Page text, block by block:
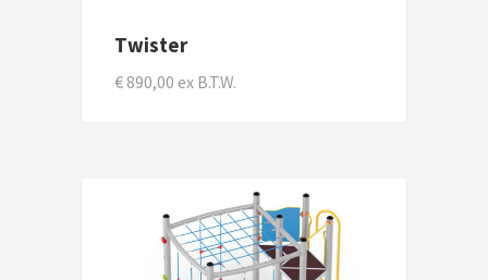
Twister
€ 890,00 ex B.T.W.